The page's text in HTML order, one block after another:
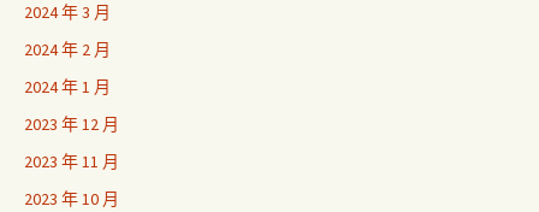
2024 年 3 月
2024 年 2 月
2024 年 1 月
2023 年 12 月
2023 年 11 月
2023 年 10 月